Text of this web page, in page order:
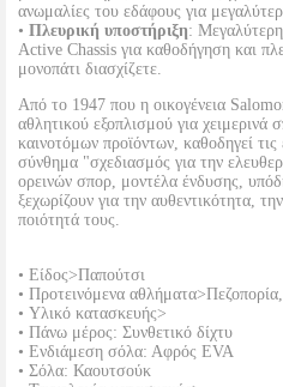
ανωμαλίες του εδάφους για
• Πλευρική υποστήριξη:
Active Chassis για καθοδήγηση και
μονοπάτι διασχίζετε.
Από το 1947 που η οικογένεια
αθλητικού εξοπλισμού για
καινοτόμων προϊόντων, καθοδηγεί
σύνθημα "σχεδιασμός για την
ορεινών σπορ, μοντέλα ένδυσης,
ξεχωρίζουν για την αυθεντικότητα,
ποιότητά τους.
• Είδος>Παπούτσι
• Προτεινόμενα
• Υλικό κατασκευής>
• Πάνω μέρος: Συνθετικό δίχτυ
• Ενδιάμεση σόλα: Αφρός EVA
• Σόλα: Καουτσούκ